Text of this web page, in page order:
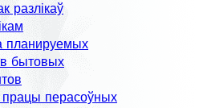
разлікаў
планируемых
бытовых
працы перасоўных